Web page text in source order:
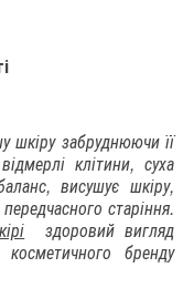
шкіру забруднюючи її
клітини, суха
висушує шкіру,
старіння.
здоровий вигляд
бренду